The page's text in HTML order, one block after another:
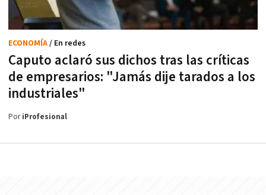
Caputo aclaró sus dichos tras las críticas
de empresarios: "Jamás dije tarados a los
industriales"
ECONOMÍA/ En redes
PoriProfesional